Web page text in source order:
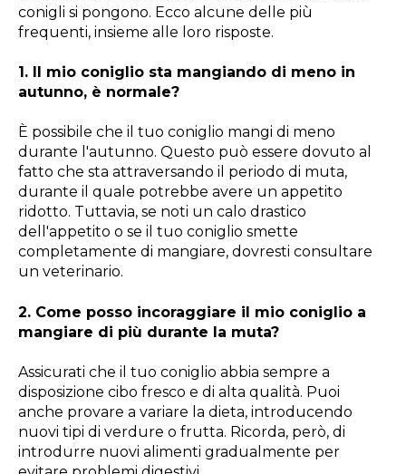
conigli si pongono. Ecco alcune delle più
frequenti, insieme alle loro risposte.
1. Il mio coniglio sta mangiando di meno in
autunno, è normale?
È possibile che il tuo coniglio mangi di meno
durante l'autunno. Questo può essere dovuto al
fatto che sta attraversando il periodo di muta,
durante il quale potrebbe avere un appetito
ridotto. Tuttavia, se noti un calo drastico
dell'appetito o se il tuo coniglio smette
completamente di mangiare, dovresti consultare
un veterinario.
2. Come posso incoraggiare il mio coniglio a
mangiare di più durante la muta?
Assicurati che il tuo coniglio abbia sempre a
disposizione cibo fresco e di alta qualità. Puoi
anche provare a variare la dieta, introducendo
nuovi tipi di verdure o frutta. Ricorda, però, di
introdurre nuovi alimenti gradualmente per